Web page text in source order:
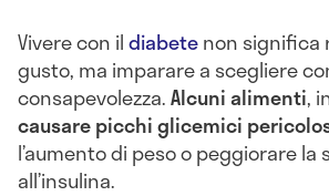
Vivere con ildiabetenon significa
gusto, ma imparare a scegliere
consapevolezza.Alcuni alimenti,
causare picchi glicemici
l’aumento di peso o peggiorare la
all’insulina.